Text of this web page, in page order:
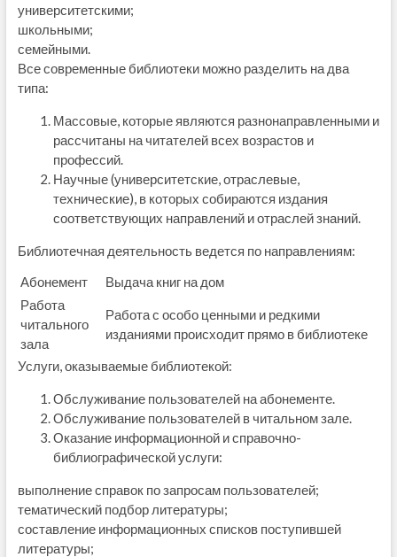
университетскими;
школьными;
семейными.
Все современные библиотеки можно разделить на два
типа:
Массовые, которые являются разнонаправленными и
рассчитаны на читателей всех возрастов и
профессий.
Научные (университетские, отраслевые,
технические), в которых собираются издания
соответствующих направлений и отраслей знаний.
Библиотечная деятельность ведется по направлениям:
Абонемент
Выдача книг на дом
Работа
читального
зала
Работа с особо ценными и редкими
изданиями происходит прямо в библиотеке
Услуги, оказываемые библиотекой:
Обслуживание пользователей на абонементе.
Обслуживание пользователей в читальном зале.
Оказание информационной и справочно-
библиографической услуги:
выполнение справок по запросам пользователей;
тематический подбор литературы;
составление информационных списков поступившей
литературы;